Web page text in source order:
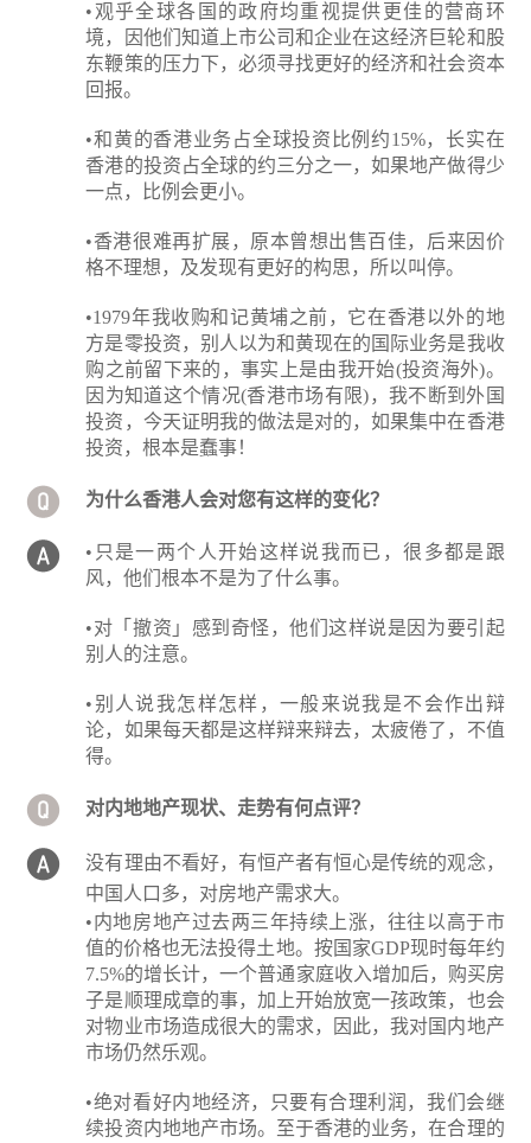
•观乎全球各国的政府均重视提供更佳的营商环
境，因他们知道上市公司和企业在这经济巨轮和股
东鞭策的压力下，必须寻找更好的经济和社会资本
回报。
•和黄的香港业务占全球投资比例约15%，长实在
香港的投资占全球的约三分之一，如果地产做得少
一点，比例会更小。
•香港很难再扩展，原本曾想出售百佳，后来因价
格不理想，及发现有更好的构思，所以叫停。
•1979年我收购和记黄埔之前，它在香港以外的地
方是零投资，别人以为和黄现在的国际业务是我收
购之前留下来的，事实上是由我开始(投资海外)。
因为知道这个情况(香港市场有限)，我不断到外国
投资，今天证明我的做法是对的，如果集中在香港
投资，根本是蠢事！
为什么香港人会对您有这样的变化？
•只是一两个人开始这样说我而已，很多都是跟
风，他们根本不是为了什么事。
•对「撤资」感到奇怪，他们这样说是因为要引起
别人的注意。
•别人说我怎样怎样，一般来说我是不会作出辩
论，如果每天都是这样辩来辩去，太疲倦了，不值
得。
对内地地产现状、走势有何点评？
没有理由不看好，有恒产者有恒心是传统的观念，
中国人口多，对房地产需求大。
•内地房地产过去两三年持续上涨，往往以高于市
值的价格也无法投得土地。按国家GDP现时每年约
7.5%的增长计，一个普通家庭收入增加后，购买房
子是顺理成章的事，加上开始放宽一孩政策，也会
对物业市场造成很大的需求，因此，我对国内地产
市场仍然乐观。
•绝对看好内地经济，只要有合理利润，我们会继
续投资内地地产市场。至于香港的业务，在合理的